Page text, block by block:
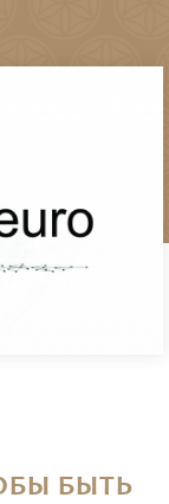
БЫТЬ